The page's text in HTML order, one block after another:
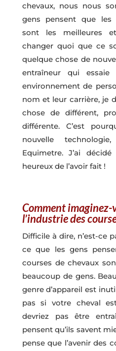
chevaux, nous nous
gens pensent que les
sont les meilleures
changer quoi que ce
quelque chose de
entraîneur qui
environnement de
nom et leur carrière, je
chose de différent,
différente. C’est
nouvelle
Equimetre. J’ai
heureux de l’avoir fait !
Comment imaginez-
l’industrie des
Difficile à dire, n’est-ce
ce que les gens
courses de chevaux
beaucoup de gens.
genre d’appareil est
pas si votre cheval
devriez pas être
pensent qu’ils savent
pense que l’avenir des